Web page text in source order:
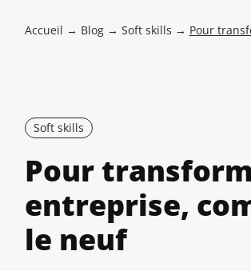
Accueil → Blog→ Soft skills → Pour
Soft skills
Pour
entreprise,
le neuf